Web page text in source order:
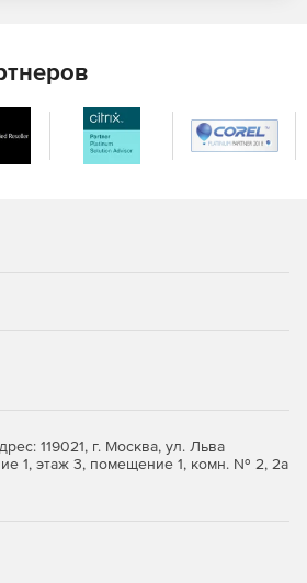
SQL-сервера для планирования
копирования базы данных.
к контексту советов и
и восстановления с помощью
пакетных и сценарных файлах.
AES-шифрование.
копированию данных.
119021, г. Москва, ул. Льва
1, этаж 3, помещение 1, комн. № 2, 2а